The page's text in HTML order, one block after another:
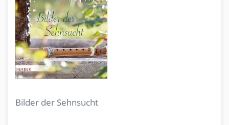
Bilder der Sehnsucht